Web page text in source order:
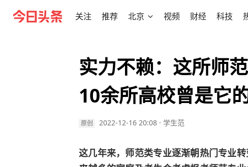
关注 推荐 北京 视频 财经 科技
实力不赖：这所师
10余所高校曾是它
原创 2022-12-16 20:08 · 学生范
这几年来，师范类专业逐渐朝热门专业